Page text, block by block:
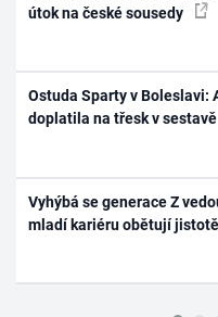
útok na české sousedy
Ostuda Sparty v Boleslavi:
doplatila na třesk v sestavě
Vyhýbá se generace Z
mladí kariéru obětují jistotě